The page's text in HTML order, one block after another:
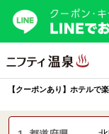
【クーポンあり】ホテルで